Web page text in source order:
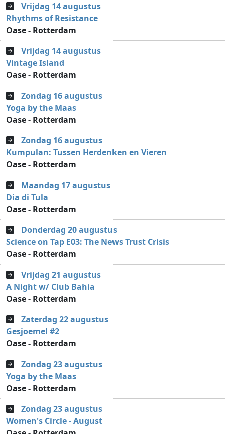
Vrijdag 14 augustus
Rhythms of Resistance
Oase - Rotterdam
Vrijdag 14 augustus
Vintage Island
Oase - Rotterdam
Zondag 16 augustus
Yoga by the Maas
Oase - Rotterdam
Zondag 16 augustus
Kumpulan: Tussen Herdenken en Vieren
Oase - Rotterdam
Maandag 17 augustus
Dia di Tula
Oase - Rotterdam
Donderdag 20 augustus
Science on Tap E03: The News Trust Crisis
Oase - Rotterdam
Vrijdag 21 augustus
A Night w/ Club Bahia
Oase - Rotterdam
Zaterdag 22 augustus
Gesjoemel #2
Oase - Rotterdam
Zondag 23 augustus
Yoga by the Maas
Oase - Rotterdam
Zondag 23 augustus
Women's Circle - August